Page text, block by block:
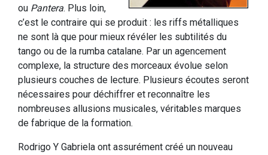
ou Pantera. Plus loin,
c’est le contraire qui se produit : les riffs métalliques
ne sont là que pour mieux révéler les subtilités du
tango ou de la rumba catalane. Par un agencement
complexe, la structure des morceaux évolue selon
plusieurs couches de lecture. Plusieurs écoutes seront
nécessaires pour déchiffrer et reconnaître les
nombreuses allusions musicales, véritables marques
de fabrique de la formation.
Rodrigo Y Gabriela ont assurément créé un nouveau